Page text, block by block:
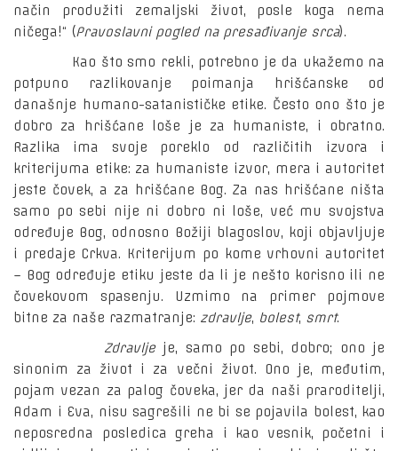
način produžiti zemaljski život, posle koga nema
ničega!“ (Pravoslavni pogled na presađivanje srca).
Kao što smo rekli, potrebno je da ukažemo na
potpuno razlikovanje poimanja hrišćanske od
današnje humano-satanističke etike. Često ono što je
dobro za hrišćane loše je za humaniste, i obratno.
Razlika ima svoje poreklo od različitih izvora i
kriterijuma etike: za humaniste izvor, mera i autoritet
jeste čovek, a za hrišćane Bog. Za nas hrišćane ništa
samo po sebi nije ni dobro ni loše, već mu svojstva
određuje Bog, odnosno Božiji blagoslov, koji objavljuje
i predaje Crkva. Kriterijum po kome vrhovni autoritet
– Bog određuje etiku jeste da li je nešto korisno ili ne
čovekovom spasenju. Uzmimo na primer pojmove
bitne za naše razmatranje: zdravlje, bolest, smrt.
Zdravljeje, samo po sebi, dobro; ono je
sinonim za život i za večni život. Ono je, međutim,
pojam vezan za palog čoveka, jer da naši praroditelji,
Adam i Eva, nisu sagrešili ne bi se pojavila bolest, kao
neposredna posledica greha i kao vesnik, početni i